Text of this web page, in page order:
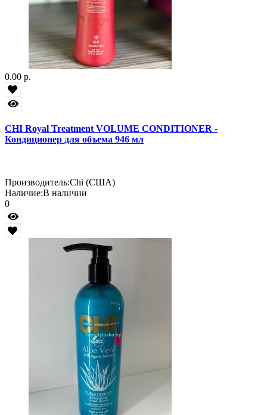
0.00 р.
CHI Royal Treatment VOLUME CONDITIONER -
Кондиционер для объема 946 мл
Производитель:Chi (США)
Наличие:В наличии
0